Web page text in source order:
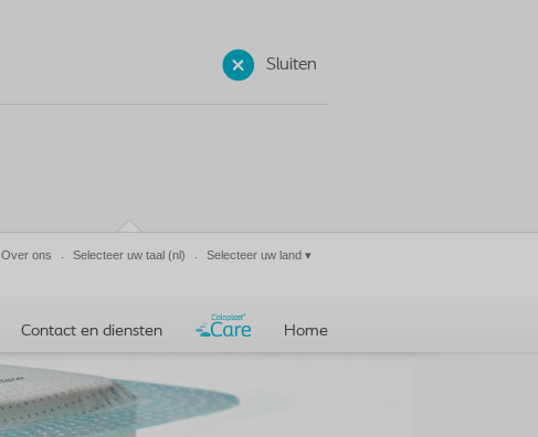
Sluiten
Over ons Selecteer uw taal (nl) Selecteer uw land ▾
Contact en diensten Home